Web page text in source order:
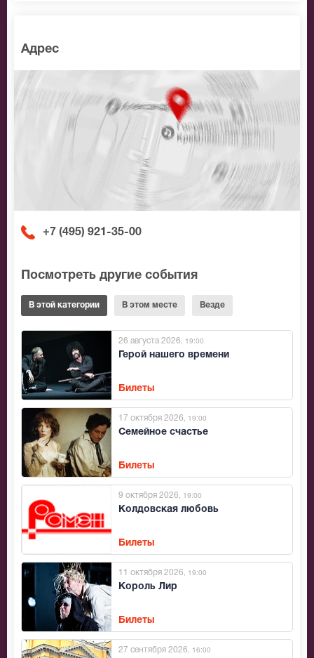
Адрес
+7 (495) 921-35-00
Посмотреть другие события
В этой категории В этом месте Везде
Герой нашего времени
26 августа 2026 , 19:00
Билеты
Семейное счастье
17 октября 2026 , 19:00
Билеты
Колдовская любовь
9 октября 2026 , 19:00
Билеты
Король Лир
11 октября 2026 , 19:00
Билеты
27 сентября 2026 , 16:00